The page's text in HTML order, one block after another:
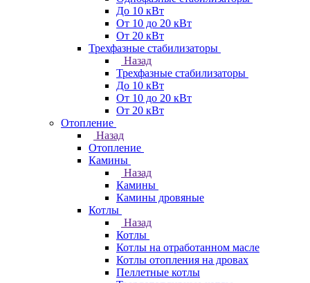
До 10 кВт
От 10 до 20 кВт
От 20 кВт
Трехфазные стабилизаторы
Назад
Трехфазные стабилизаторы
До 10 кВт
От 10 до 20 кВт
От 20 кВт
Отопление
Назад
Отопление
Камины
Назад
Камины
Камины дровяные
Котлы
Назад
Котлы
Котлы на отработанном масле
Котлы отопления на дровах
Пеллетные котлы